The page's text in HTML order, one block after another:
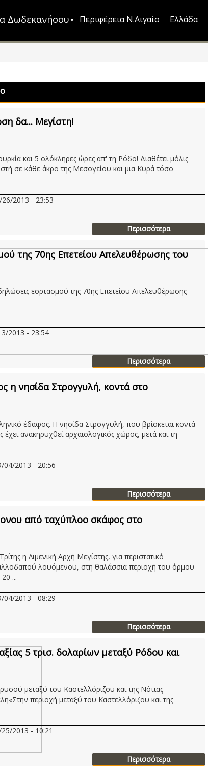
Δωδεκανήσου Περιφέρεια Ν.Αιγαίο Ελλάδα
δα... Μεγίστη!
και 5 ολόκληρες ώρες απ' τη Ρόδο! Διαθέτει μόλις
σε κάθε άκρο της Μεσογείου και μια Κυρά τόσο
2013 - 23:53
Περισσότερα
της 70ης Επετείου Απελευθέρωσης του
εορτασμού της 70ης Επετείου Απελευθέρωσης
2013 - 23:54
Περισσότερα
η νησίδα Στρογγυλή, κοντά στο
έδαφος. Η νησίδα Στρογγυλή, που βρίσκεται κοντά
ανακηρυχθεί αρχαιολογικός χώρος, μετά και τη
04/2013 - 20:56
Περισσότερα
από ταχύπλοο σκάφος στο
η Λιμενική Αρχή Μεγίστης, για περιστατικό
λουόμενου, στη θαλάσσια περιοχή του όρμου
...
04/2013 - 08:29
Περισσότερα
5 τρισ. δολαρίων μεταξύ Ρόδου και
μεταξύ του Καστελλόριζου και της Νότιας
περιοχή μεταξύ του Καστελλόριζου και της
2013 - 10:21
Περισσότερα